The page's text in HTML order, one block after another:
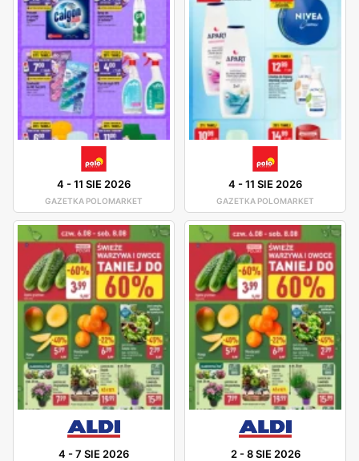
4 -11 SIE 2026
GAZETKA POLOMARKET
4 -11 SIE 2026
GAZETKA POLOMARKET
4 -7 SIE 2026 2-8 SIE 2026